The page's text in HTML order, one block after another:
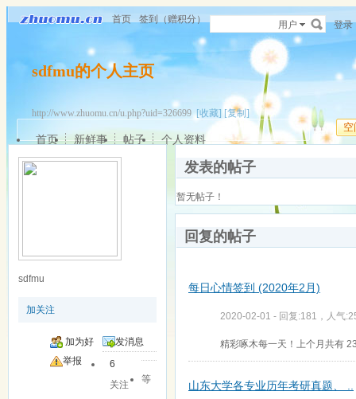
首页 签到（赠积分） 用户 登录
sdfmu的个人主页
http://www.zhuomu.cn/u.php?uid=326699[收藏] [复制]
空
首页 新鲜事 帖子 个人资料
sdfmu
加关注
加为好
友
发消息
举报
6
关注
等
发表的帖子
暂无帖子！
回复的帖子
每日心情签到 (2020年2月)
2020-02-01 - 回复:181，人气
精彩啄木每一天！上个月共有
山东大学各专业历年考研真题、 ..